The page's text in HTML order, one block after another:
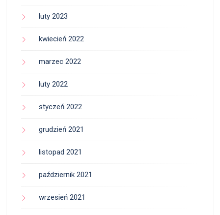
luty 2023
kwiecień 2022
marzec 2022
luty 2022
styczeń 2022
grudzień 2021
listopad 2021
październik 2021
wrzesień 2021